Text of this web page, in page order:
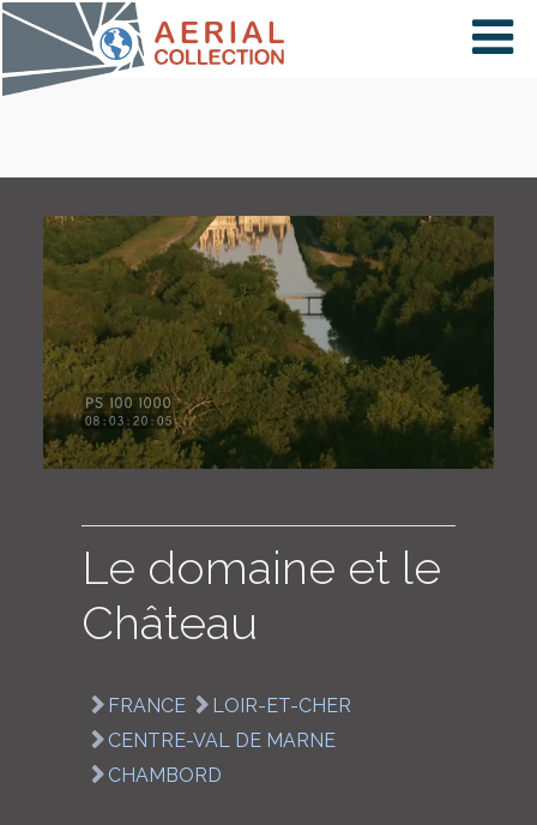
×
PAYS
CARTE
COLLECTIONS
LOGIN
Le domaine et le
Château
FRANCE
LOIR-ET-CHER
CENTRE-VAL DE MARNE
CHAMBORD